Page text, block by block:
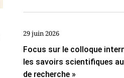
29 juin 2026
Focus sur le colloque
les savoirs scientifiques
de recherche »